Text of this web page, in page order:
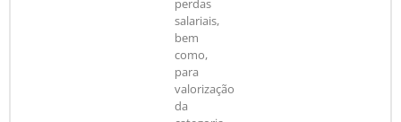
perdas
salariais,
bem
como,
para
valorização
da